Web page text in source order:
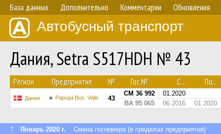
База данных Дополнительно Комментарии Обновления
Автобусный транспорт
Дания, Setra S517HDH № 43
Регион Предприятие № Гос.№ С... По...
Дания Papuga Bus, Vejle 43
CM 36 992
01.2020
BA 95 065
06.2016 01.2020
↑ Январь 2020 г. Смена госномера (в пределах предприятия)